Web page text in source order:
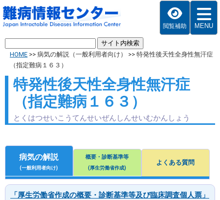
閲覧補助 MENU
HOME >> 病気の解説（一般利用者向け） >> 特発性後天性全身性無汗症
（指定難病１６３）
特発性後天性全身性無汗症
（指定難病１６３）
とくはつせいこうてんせいぜんしんせいむかんしょう
病気の解説
(一般利用者向け)
概要・診断基準等
(厚生労働省作成)
よくある質問
「厚生労働省作成の概要・診断基準等及び臨床調査個人票」